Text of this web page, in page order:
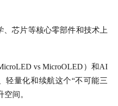
芯片等核心零部件和技术上
vs MicroOLED）和AI
轻量化和续航这个“不可能三
间。